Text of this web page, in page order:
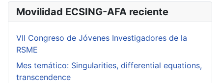
Movilidad ECSING-AFA reciente
VII Congreso de Jóvenes Investigadores de la
RSME
Mes temático: Singularities, differential equations,
transcendence